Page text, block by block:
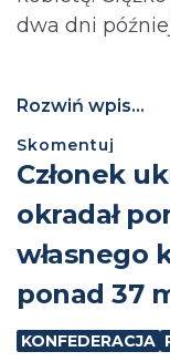
dwa dni
Rozwiń wpis...
Skomentuj
Członek
okradał
własnego
ponad 37
KONFEDERACJA